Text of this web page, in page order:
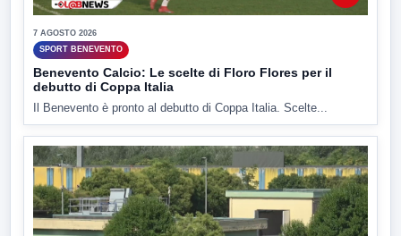
7 AGOSTO 2026
SPORT BENEVENTO
Benevento Calcio: Le scelte di Floro Flores per il
debutto di Coppa Italia
Il Benevento è pronto al debutto di Coppa Italia. Scelte...